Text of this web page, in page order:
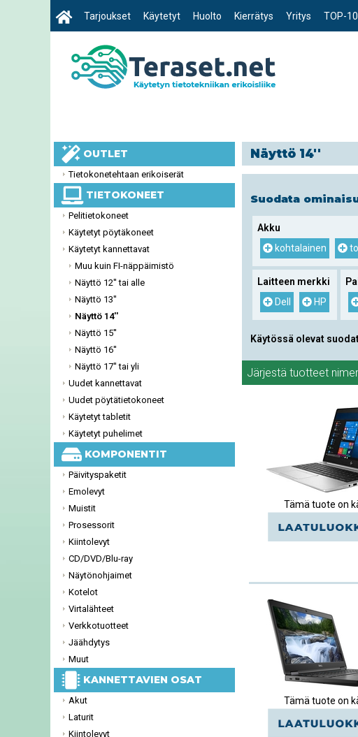
Tarjoukset Käytetyt Huolto Kierrätys Yritys TOP-10
OUTLET
Tietokonetehtaan erikoiserät
TIETOKONEET
Pelitietokoneet
Käytetyt pöytäkoneet
Käytetyt kannettavat
Muu kuin FI-näppäimistö
Näyttö 12'' tai alle
Näyttö 13''
Näyttö 14''
Näyttö 15''
Näyttö 16''
Näyttö 17'' tai yli
Uudet kannettavat
Uudet pöytätietokoneet
Käytetyt tabletit
Käytetyt puhelimet
KOMPONENTIT
Päivityspaketit
Emolevyt
Muistit
Prosessorit
Kiintolevyt
CD/DVD/Blu-ray
Näytönohjaimet
Kotelot
Virtalähteet
Verkkotuotteet
Jäähdytys
Muut
KANNETTAVIEN OSAT
Akut
Laturit
Kiintolevyt
Näyttö 14''
Suodata
Akku
kohtalainen
Laitteen merkki
Dell
HP
Käytössä olevat
Järjestä tuotteet
Tämä tuote on
Tämä tuote on